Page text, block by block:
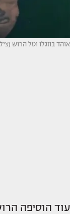
אוהד בוזגלו וטל הרוש
עוד הוסיפה